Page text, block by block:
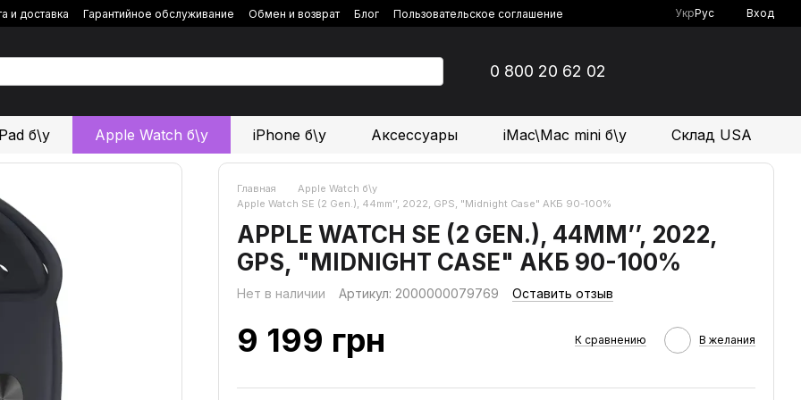
и доставка Гарантийное обслуживание Обмен и возврат Блог
Пользовательское соглашение
УкрРус Вход
0 800 20 62 02
б\у Apple Watch б\у iPhone б\у Аксессуары iMac\Mac mini б\у Склад USA
Главная
Apple Watch б\у
Apple Watch SE (2 Gen.), 44mm’’, 2022, GPS, "Midnight Case" АКБ 90-100%
APPLE WATCH SE (2 GEN.), 44MM’’, 2022,
GPS, "MIDNIGHT CASE" АКБ 90-100%
Нет в наличии Артикул: 2000000079769 Оставить отзыв
9 199 грн К сравнению В желания